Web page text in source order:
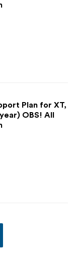
Plan for XT,
OBS! All